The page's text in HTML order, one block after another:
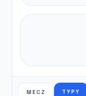
MECZ TYPY